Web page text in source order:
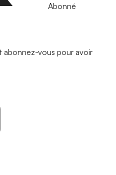
Abonné
abonnez-vous pour avoir